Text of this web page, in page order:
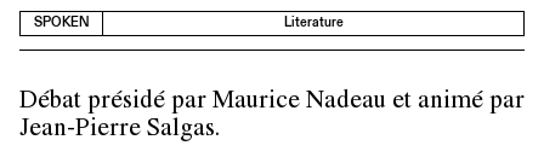
SPOKEN Literature
Débat présidé par Maurice Nadeau et animé par
Jean-Pierre Salgas.